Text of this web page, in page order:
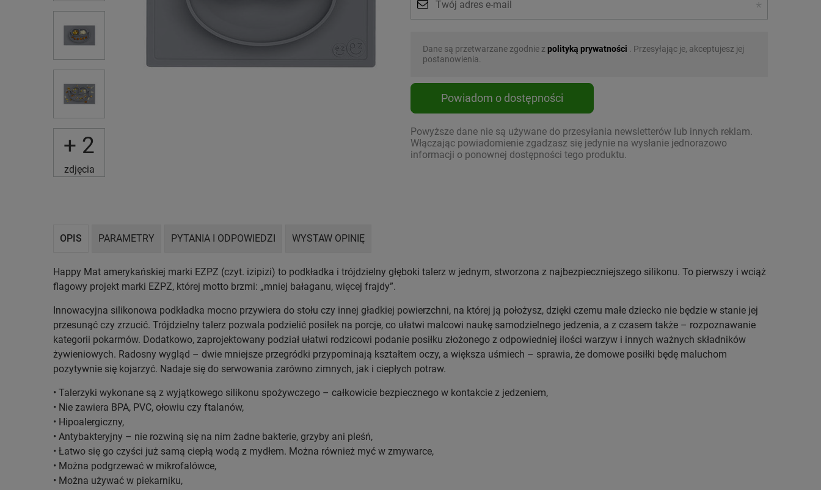
+ 2
zdjęcia
Dane są przetwarzane zgodnie zpolityką prywatności . Przesyłając je, akceptujesz jej
postanowienia.
Powiadom o dostępności
Powyższe dane nie są używane do przesyłania newsletterów lub innych reklam.
Włączając powiadomienie zgadzasz się jedynie na wysłanie jednorazowo
informacji o ponownej dostępności tego produktu.
OPIS PARAMETRY PYTANIA I ODPOWIEDZI WYSTAW OPINIĘ
Happy Mat amerykańskiej marki EZPZ (czyt. izipizi) to podkładka i trójdzielny głęboki talerz w jednym, stworzona z najbezpieczniejszego silikonu. To pierwszy i wciąż
flagowy projekt marki EZPZ, której motto brzmi: „mniej bałaganu, więcej frajdy”.
Innowacyjna silikonowa podkładka mocno przywiera do stołu czy innej gładkiej powierzchni, na której ją położysz, dzięki czemu małe dziecko nie będzie w stanie jej
przesunąć czy zrzucić. Trójdzielny talerz pozwala podzielić posiłek na porcje, co ułatwi malcowi naukę samodzielnego jedzenia, a z czasem także – rozpoznawanie
kategorii pokarmów. Dodatkowo, zaprojektowany podział ułatwi rodzicowi podanie posiłku złożonego z odpowiedniej ilości warzyw i innych ważnych składników
żywieniowych. Radosny wygląd – dwie mniejsze przegródki przypominają kształtem oczy, a większa uśmiech – sprawia, że domowe posiłki będę maluchom
pozytywnie się kojarzyć. Nadaje się do serwowania zarówno zimnych, jak i ciepłych potraw.
• Talerzyki wykonane są z wyjątkowego silikonu spożywczego – całkowicie bezpiecznego w kontakcie z jedzeniem,
• Nie zawiera BPA, PVC, ołowiu czy ftalanów,
• Hipoalergiczny,
• Antybakteryjny – nie rozwiną się na nim żadne bakterie, grzyby ani pleśń,
• Łatwo się go czyści już samą ciepłą wodą z mydłem. Można również myć w zmywarce,
• Można podgrzewać w mikrofalówce,
• Można używać w piekarniku,